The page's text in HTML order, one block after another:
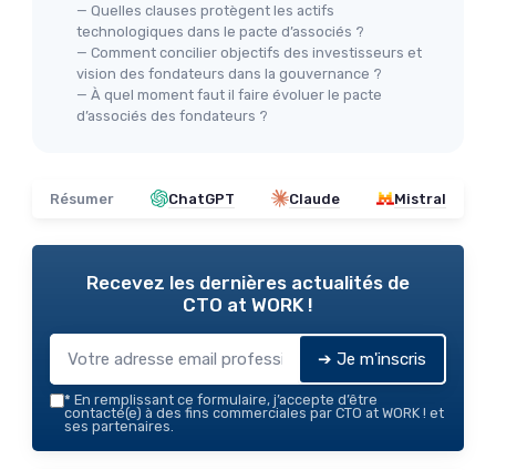
— Quelles clauses protègent les actifs
technologiques dans le pacte d’associés ?
— Comment concilier objectifs des investisseurs et
vision des fondateurs dans la gouvernance ?
— À quel moment faut il faire évoluer le pacte
d’associés des fondateurs ?
Résumer ChatGPT Claude Mistral
Recevez les dernières actualités de
CTO at WORK !
➔ Je m'inscris
* En remplissant ce formulaire, j’accepte d’être
contacté(e) à des fins commerciales par CTO at WORK ! et
ses partenaires.